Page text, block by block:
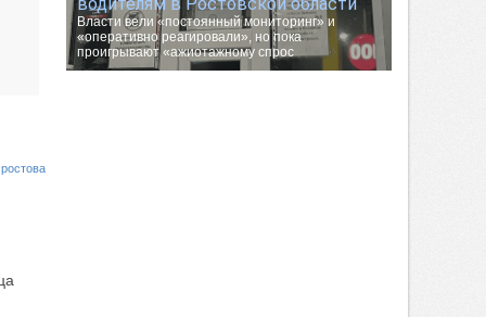
Власти вели «постоянный мониторинг» и
«оперативно реагировали», но пока
проигрывают «ажиотажному спрос